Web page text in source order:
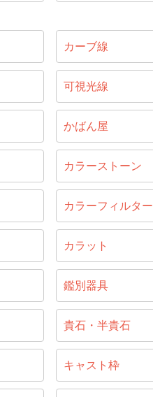
カーブ線
可視光線
かばん屋
カラーストーン
カラーフィルター
カラット
鑑別器具
貴石・半貴石
キャスト枠